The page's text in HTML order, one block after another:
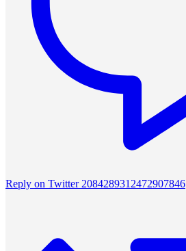
Reply on Twitter 2084289312472907846